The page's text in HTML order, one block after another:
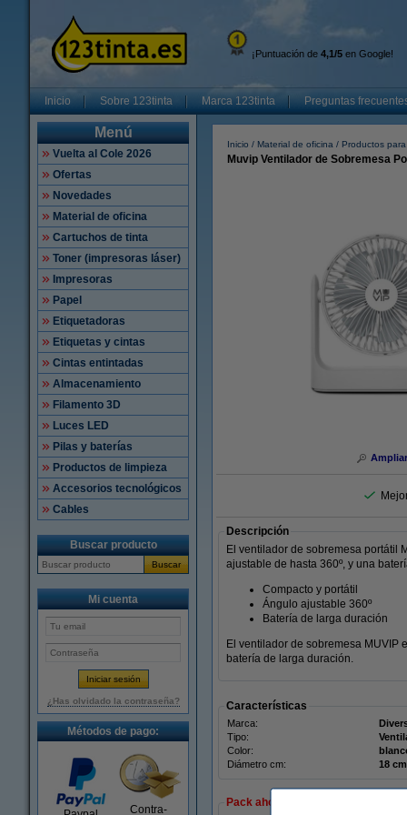
¡Puntuación de 4,1/5 en Google!
Inicio Sobre 123tinta Marca 123tinta Preguntas
Menú
Vuelta al Cole 2026
Ofertas
Novedades
Material de oficina
Cartuchos de tinta
Toner (impresoras láser)
Impresoras
Papel
Etiquetadoras
Etiquetas y cintas
Cintas entintadas
Almacenamiento
Filamento 3D
Luces LED
Pilas y baterías
Productos de limpieza
Accesorios tecnológicos
Cables
Buscar producto
Buscar
Mi cuenta
¿Has olvidado la contraseña?
Métodos de pago:
Contra-
Inicio Material de oficina Productos
Muvip Ventilador de Sobremesa
Ampliar
Descripción
El ventilador de sobremesa portátil
ajustable de hasta 360º, y una
Compacto y portátil
Ángulo ajustable 360º
Batería de larga duración
El ventilador de sobremesa MUVIP
batería de larga duración.
Características
Marca:
Tipo:
Color:
Diámetro cm:
18 cm
Pack ahorro